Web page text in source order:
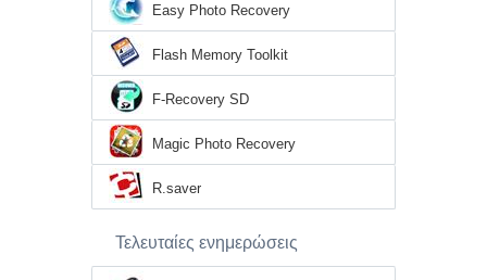
Easy Photo Recovery
Flash Memory Toolkit
F-Recovery SD
Magic Photo Recovery
R.saver
Τελευταίες ενημερώσεις